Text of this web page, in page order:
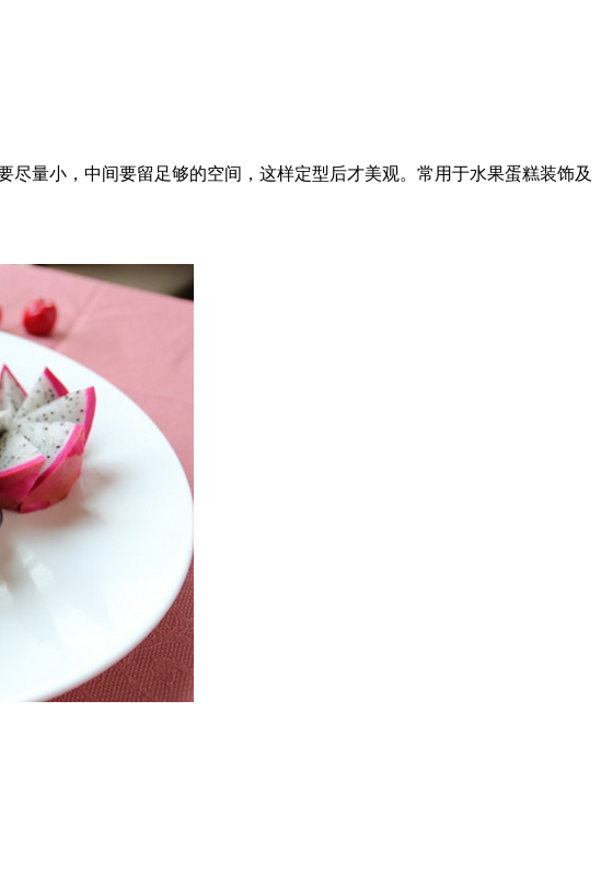
量小，中间要留足够的空间，这样定型后才美观。常用于水果蛋糕装饰及